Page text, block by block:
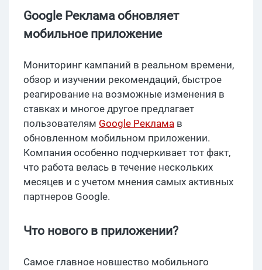
Google Реклама обновляет
мобильное приложение
Мониторинг кампаний в реальном времени,
обзор и изучении рекомендаций, быстрое
реагирование на возможные изменения в
ставках и многое другое предлагает
пользователям Google Реклама в
обновленном мобильном приложении.
Компания особенно подчеркивает тот факт,
что работа велась в течение нескольких
месяцев и с учетом мнения самых активных
партнеров Google.
Что нового в приложении?
Самое главное новшество мобильного